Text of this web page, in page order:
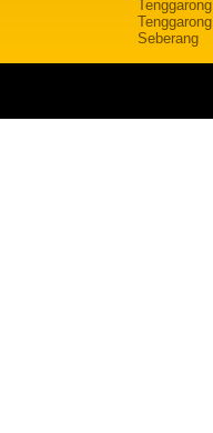
Tenggarong
Tenggarong
Seberang